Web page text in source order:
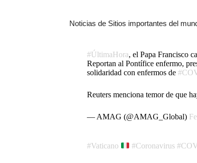
Noticias de Sitios importantes del
#ÚltimaHora, el Papa Francisco
Reportan al Pontífice enfermo,
solidaridad con enfermos de
Reuters menciona temor de que
— AMAG (@AMAG_Global)
#Vaticano #Coronavirus